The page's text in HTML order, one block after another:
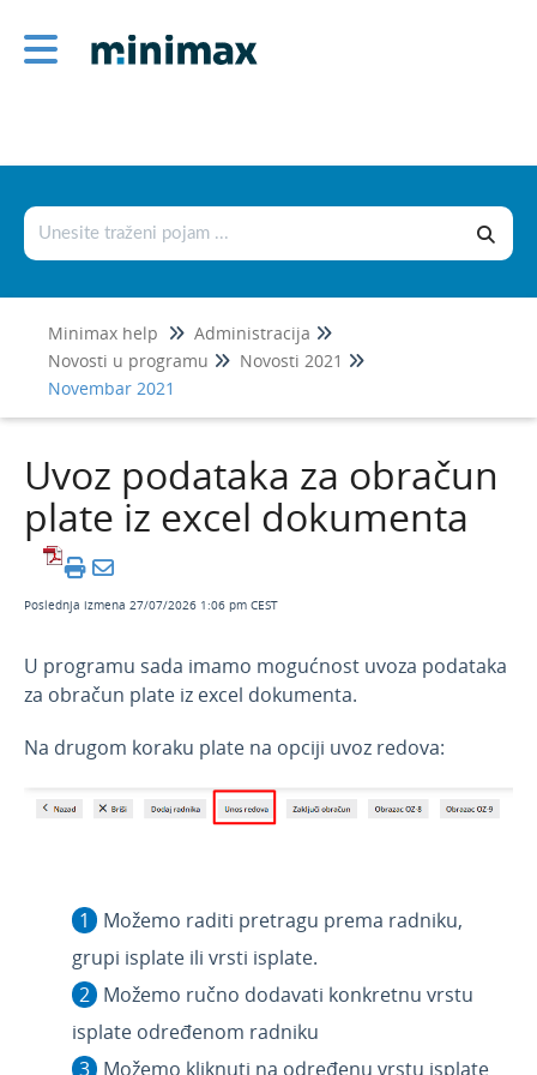
Minimax help
Administracija
Novosti u programu
Novosti 2021
Novembar 2021
Šifarnici
Podešavanje štampe i numerisanje
dokumenata
Jul 2026
Jun 2026
April 2026
Mart 2026
Februar 2026
Septembar 2025
Jul 2025
Jun 2025
Januar 2025
Novosti 2024
Novosti 2023
Novosti 2022
Novosti 2021
Uvoz podataka za obračun
plate iz excel dokumenta
Poslednja izmena 27/07/2026 1:06 pm CEST
U programu sada imamo mogućnost uvoza podataka
za obračun plate iz excel dokumenta.
Na drugom koraku plate na opciji uvoz redova:
Možemo raditi pretragu prema radniku,
grupi isplate ili vrsti isplate.
Možemo ručno dodavati konkretnu vrstu
isplate određenom radniku
Možemo kliknuti na određenu vrstu isplate